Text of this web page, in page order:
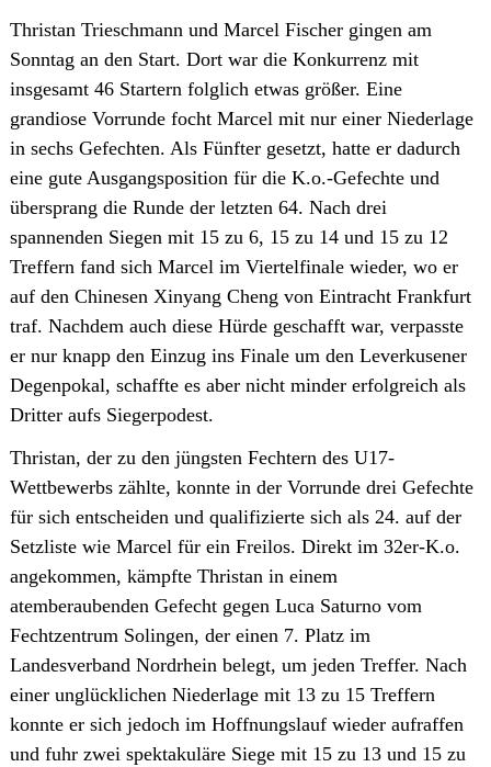
Thristan Trieschmann und Marcel Fischer gingen am
Sonntag an den Start. Dort war die Konkurrenz mit
insgesamt 46 Startern folglich etwas größer. Eine
grandiose Vorrunde focht Marcel mit nur einer Niederlage
in sechs Gefechten. Als Fünfter gesetzt, hatte er dadurch
eine gute Ausgangsposition für die K.o.-Gefechte und
übersprang die Runde der letzten 64. Nach drei
spannenden Siegen mit 15 zu 6, 15 zu 14 und 15 zu 12
Treffern fand sich Marcel im Viertelfinale wieder, wo er
auf den Chinesen Xinyang Cheng von Eintracht Frankfurt
traf. Nachdem auch diese Hürde geschafft war, verpasste
er nur knapp den Einzug ins Finale um den Leverkusener
Degenpokal, schaffte es aber nicht minder erfolgreich als
Dritter aufs Siegerpodest.
Thristan, der zu den jüngsten Fechtern des U17-
Wettbewerbs zählte, konnte in der Vorrunde drei Gefechte
für sich entscheiden und qualifizierte sich als 24. auf der
Setzliste wie Marcel für ein Freilos. Direkt im 32er-K.o.
angekommen, kämpfte Thristan in einem
atemberaubenden Gefecht gegen Luca Saturno vom
Fechtzentrum Solingen, der einen 7. Platz im
Landesverband Nordrhein belegt, um jeden Treffer. Nach
einer unglücklichen Niederlage mit 13 zu 15 Treffern
konnte er sich jedoch im Hoffnungslauf wieder aufraffen
und fuhr zwei spektakuläre Siege mit 15 zu 13 und 15 zu